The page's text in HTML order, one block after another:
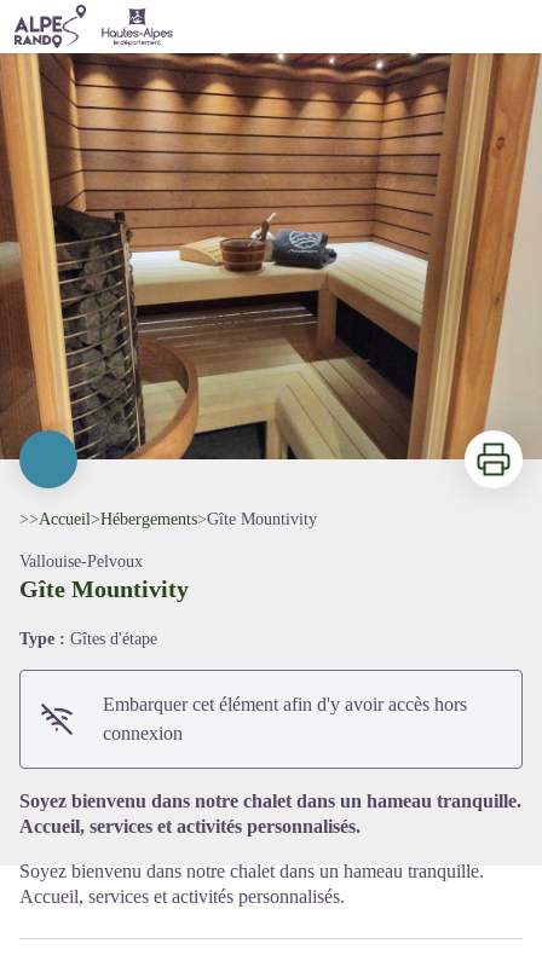
Gîte Mountivity
Voir l'image en plein écran
Imprimer
>>Accueil>Hébergements>Gîte Mountivity
Vallouise-Pelvoux
Gîte Mountivity
Type : Gîtes d'étape
Embarquer cet élément afin d'y avoir accès hors
connexion
Soyez bienvenu dans notre chalet dans un hameau tranquille.
Accueil, services et activités personnalisés.
Soyez bienvenu dans notre chalet dans un hameau tranquille.
Accueil, services et activités personnalisés.